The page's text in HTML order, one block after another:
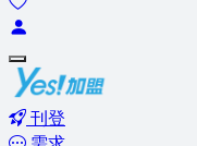
刊登